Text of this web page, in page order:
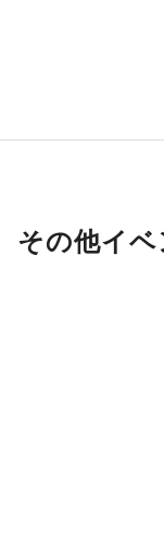
その他イ